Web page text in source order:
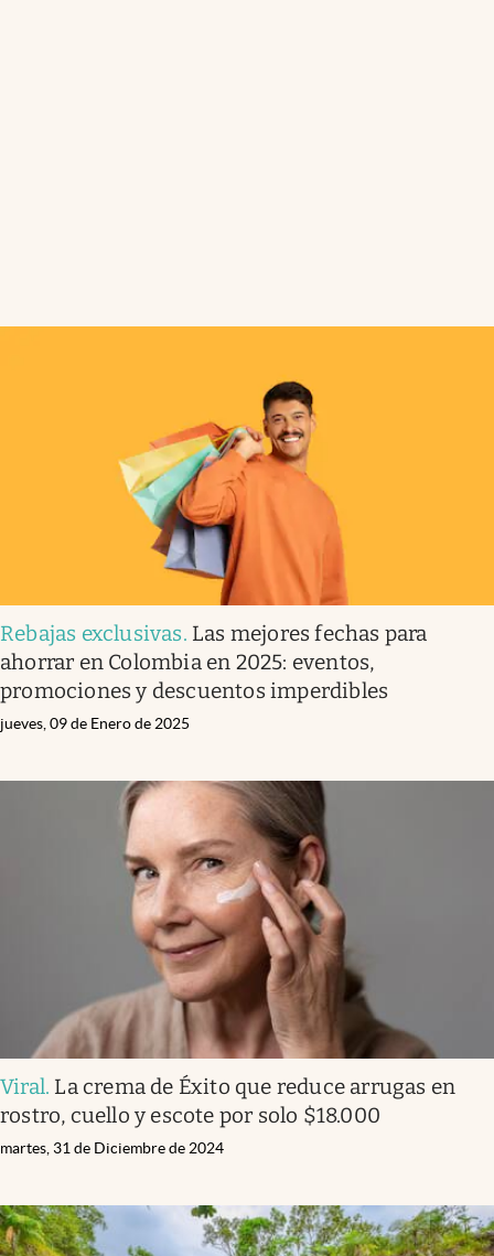
Rebajas exclusivas. Las mejores fechas para
ahorrar en Colombia en 2025: eventos,
promociones y descuentos imperdibles
jueves, 09 de Enero de 2025
Viral. La crema de Éxito que reduce arrugas en
rostro, cuello y escote por solo $18.000
martes, 31 de Diciembre de 2024